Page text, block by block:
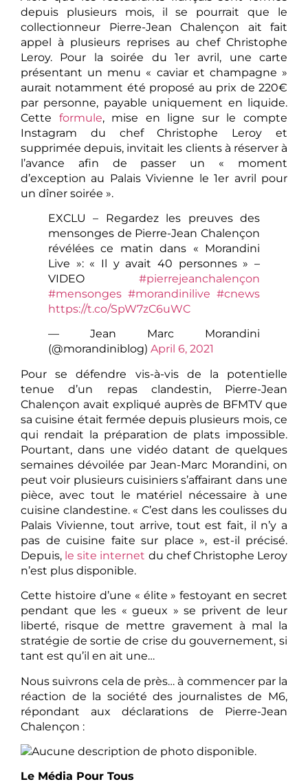
depuis plusieurs mois, il se pourrait que le
collectionneur Pierre-Jean Chalençon ait fait
appel à plusieurs reprises au chef Christophe
Leroy. Pour la soirée du 1er avril, une carte
présentant un menu « caviar et champagne »
aurait notamment été proposé au prix de 220€
par personne, payable uniquement en liquide.
Cette formule, mise en ligne sur le compte
Instagram du chef Christophe Leroy et
supprimée depuis, invitait les clients à réserver à
l’avance afin de passer un « moment
d’exception au Palais Vivienne le 1er avril pour
un dîner soirée ».
EXCLU – Regardez les preuves des
mensonges de Pierre-Jean Chalençon
révélées ce matin dans « Morandini
Live »: « Il y avait 40 personnes » –
VIDEO #pierrejeanchalençon
#mensonges #morandinilive #cnews
https://t.co/SpW7zC6uWC
— Jean Marc Morandini
(@morandiniblog) April 6, 2021
Pour se défendre vis-à-vis de la potentielle
tenue d’un repas clandestin, Pierre-Jean
Chalençon avait expliqué auprès de BFMTV que
sa cuisine était fermée depuis plusieurs mois, ce
qui rendait la préparation de plats impossible.
Pourtant, dans une vidéo datant de quelques
semaines dévoilée par Jean-Marc Morandini, on
peut voir plusieurs cuisiniers s’affairant dans une
pièce, avec tout le matériel nécessaire à une
cuisine clandestine. « C’est dans les coulisses du
Palais Vivienne, tout arrive, tout est fait, il n’y a
pas de cuisine faite sur place », est-il précisé.
Depuis, le site internet du chef Christophe Leroy
n’est plus disponible.
Cette histoire d’une « élite » festoyant en secret
pendant que les « gueux » se privent de leur
liberté, risque de mettre gravement à mal la
stratégie de sortie de crise du gouvernement, si
tant est qu’il en ait une…
Nous suivrons cela de près… à commencer par la
réaction de la société des journalistes de M6,
répondant aux déclarations de Pierre-Jean
Chalençon :
Le Média Pour Tous